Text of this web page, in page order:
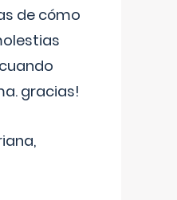
de cómo
gracias!